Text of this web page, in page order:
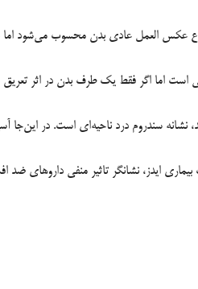
عکس العمل عادی بدن محسوب می‌شود
است اما اگر فقط یک طرف بدن در اثر
نشانه سندروم درد ناحیه‌ای است. در
ایدز، نشانگر تاثیر منفی داروهای ضد